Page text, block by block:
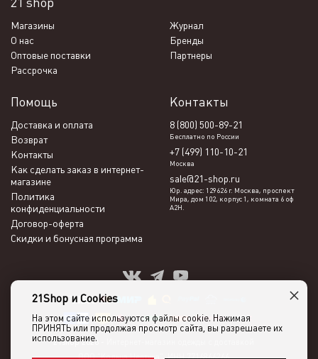
Магазины
Журнал
О нас
Бренды
Оптовые поставки
Партнеры
Рассрочка
Помощь
Доставка и оплата
Возврат
Контакты
Как сделать заказ в интернет-
магазине
Политика
конфиденциальности
Договор-оферта
Скидки и бонусная программа
Контакты
8 (800) 500-89-21
Бесплатно по России
+7 (499) 110-10-21
Москва
sale@21-shop.ru
Юр. адрес: 129626 г. Москва, проспект
Мира, дом 102, корпус 1, комната 6 оф
А2Н.
21shop 2026 -
ООО "Кольца Нептуна", ИНН 7716866266
21Shop и Cookies
На этом сайте используются файлы cookie. Нажимая
ПРИНЯТЬ или продолжая просмотр сайта, вы разрешаете их
использование.
×